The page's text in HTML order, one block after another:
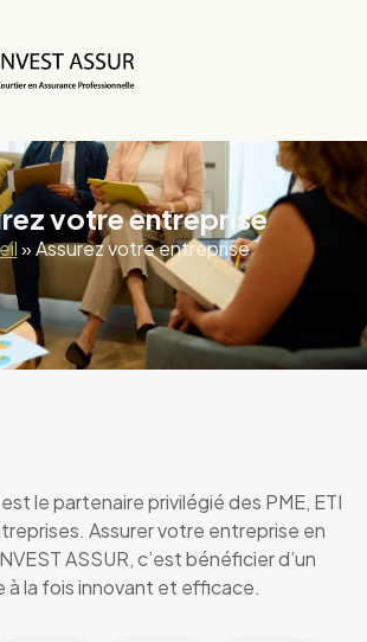
votre entreprise
»Assurez votre entreprise
le partenaire privilégié des PME, ETI
Assurer votre entreprise en
ASSUR, c’est bénéficier d’un
à la fois innovant et efficace.